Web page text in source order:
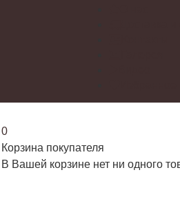
0
Корзина покупателя
В Вашей корзине нет ни одного